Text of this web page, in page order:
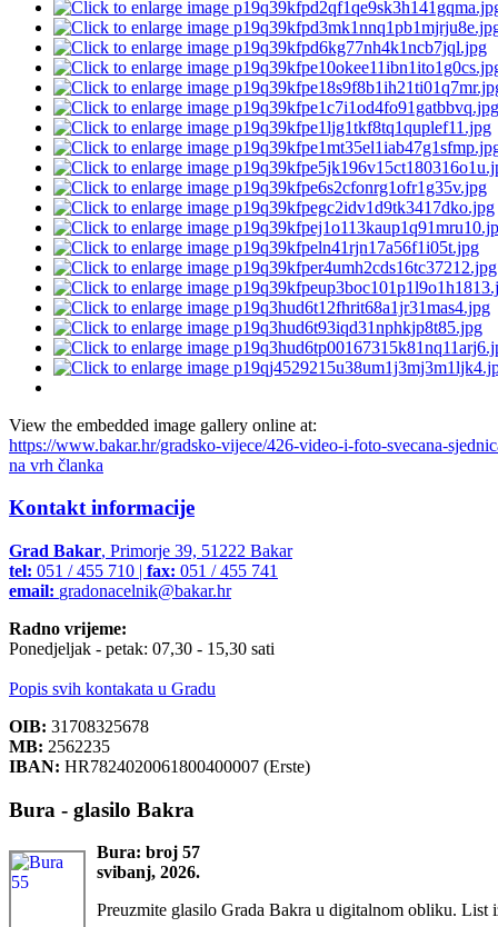
View the embedded image gallery online at:
https://www.bakar.hr/gradsko-vijece/426-video-i-foto-svecana-
na vrh članka
Kontakt informacije
Grad Bakar, Primorje 39, 51222 Bakar
tel: 051 / 455 710 | fax: 051 / 455 741
email: gradonacelnik@bakar.hr
Radno vrijeme:
Ponedjeljak - petak: 07,30 - 15,30 sati
Popis svih kontakata u Gradu
OIB: 31708325678
MB: 2562235
IBAN: HR7824020061800400007 (Erste)
Bura - glasilo Bakra
Bura: broj 57
svibanj, 2026.
Preuzmite glasilo Grada Bakra u digitalnom obliku. List